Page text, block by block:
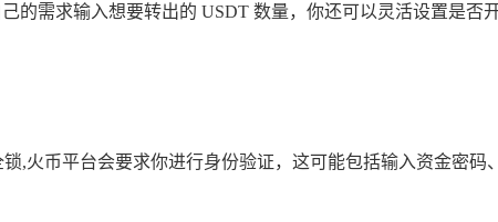
的需求输入想要转出的 USDT 数量，你还可以灵活设置是
,火币平台会要求你进行身份验证，这可能包括输入资金密